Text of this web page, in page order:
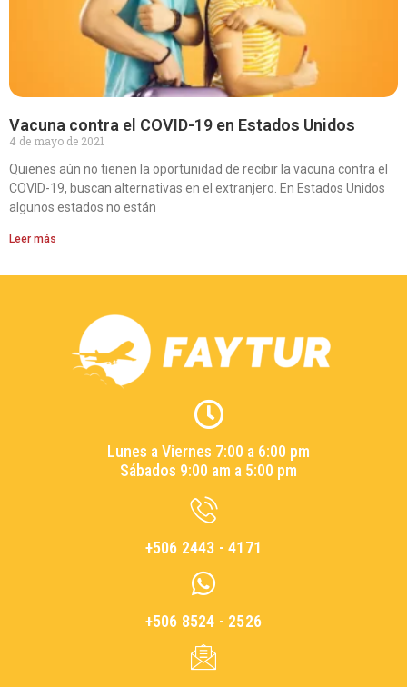
Vacuna contra el COVID-19 en Estados Unidos
4 de mayo de 2021
Quienes aún no tienen la oportunidad de recibir la vacuna contra el
COVID-19, buscan alternativas en el extranjero. En Estados Unidos
algunos estados no están
Leer más
Lunes a Viernes 7:00 a 6:00 pm
Sábados 9:00 am a 5:00 pm
+506 2443 - 4171
+506 8524 - 2526